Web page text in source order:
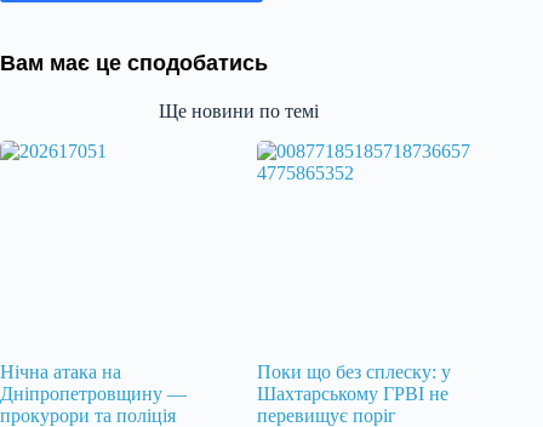
Вам має це сподобатись
Ще новини по темі
Нічна атака на
Дніпропетровщину —
прокурори та поліція
Поки що без сплеску: у
Шахтарському ГРВІ не
перевищує поріг